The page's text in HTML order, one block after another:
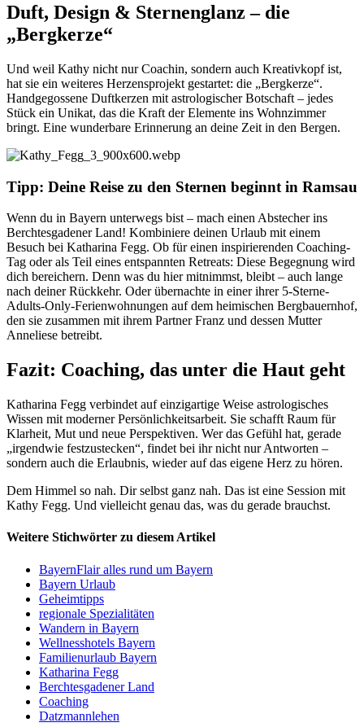
Duft, Design & Sternenglanz – die
„Bergkerze“
Und weil Kathy nicht nur Coachin, sondern auch Kreativkopf ist,
hat sie ein weiteres Herzensprojekt gestartet: die „Bergkerze“.
Handgegossene Duftkerzen mit astrologischer Botschaft – jedes
Stück ein Unikat, das die Kraft der Elemente ins Wohnzimmer
bringt. Eine wunderbare Erinnerung an deine Zeit in den Bergen.
Tipp: Deine Reise zu den Sternen beginnt in Ramsau
Wenn du in Bayern unterwegs bist – mach einen Abstecher ins
Berchtesgadener Land! Kombiniere deinen Urlaub mit einem
Besuch bei Katharina Fegg. Ob für einen inspirierenden Coaching-
Tag oder als Teil eines entspannten Retreats: Diese Begegnung wird
dich bereichern. Denn was du hier mitnimmst, bleibt – auch lange
nach deiner Rückkehr. Oder übernachte in einer ihrer 5-Sterne-
Adults-Only-Ferienwohnungen auf dem heimischen Bergbauernhof,
den sie zusammen mit ihrem Partner Franz und dessen Mutter
Anneliese betreibt.
Fazit: Coaching, das unter die Haut geht
Katharina Fegg verbindet auf einzigartige Weise astrologisches
Wissen mit moderner Persönlichkeitsarbeit. Sie schafft Raum für
Klarheit, Mut und neue Perspektiven. Wer das Gefühl hat, gerade
„irgendwie festzustecken“, findet bei ihr nicht nur Antworten –
sondern auch die Erlaubnis, wieder auf das eigene Herz zu hören.
Dem Himmel so nah. Dir selbst ganz nah. Das ist eine Session mit
Kathy Fegg. Und vielleicht genau das, was du gerade brauchst.
Weitere Stichwörter zu diesem Artikel
BayernFlair alles rund um Bayern
Bayern Urlaub
Geheimtipps
regionale Spezialitäten
Wandern in Bayern
Wellnesshotels Bayern
Familienurlaub Bayern
Katharina Fegg
Berchtesgadener Land
Coaching
Datzmannlehen